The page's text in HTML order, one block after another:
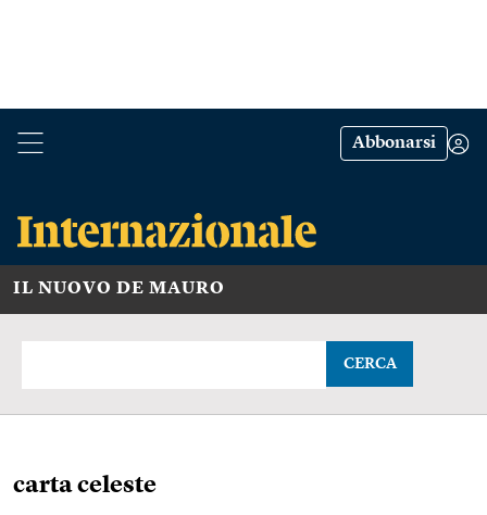
Abbonarsi
IL NUOVO DE MAURO
CERCA
carta celeste